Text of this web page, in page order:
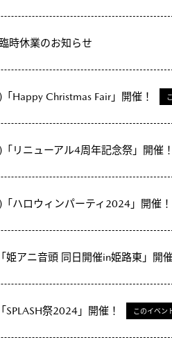
時休業のお知らせ
Happy Christmas Fair」開催！
リニューアル4周年記念祭」開催！
ハロウィンパーティ2024」開催！
アニ音頭 同日開催in姫路東」開催
祭2024」開催！ このイベン